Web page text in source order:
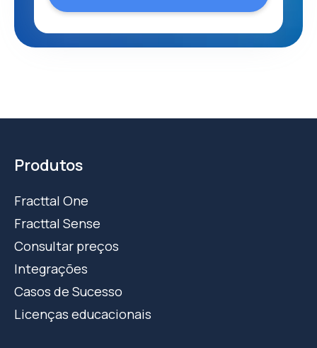
Produtos
Fracttal One
Fracttal Sense
Consultar preços
Integrações
Casos de Sucesso
Licenças educacionais